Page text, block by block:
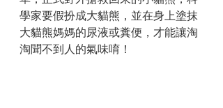
學家要假扮成大貓熊，並在身上塗抹
大貓熊媽媽的尿液或糞便，才能讓淘
淘聞不到人的氣味唷！